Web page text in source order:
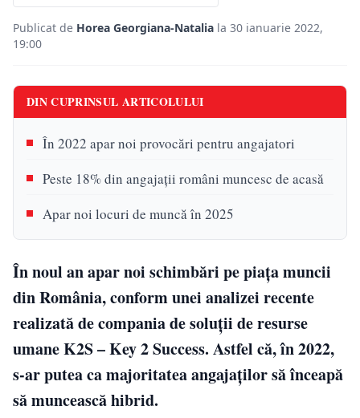
Publicat de Horea Georgiana-Natalia la 30 ianuarie 2022,
19:00
DIN CUPRINSUL ARTICOLULUI
În 2022 apar noi provocări pentru angajatori
Peste 18% din angajații români muncesc de acasă
Apar noi locuri de muncă în 2025
În noul an apar noi schimbări pe piața muncii
din România, conform unei analizei recente
realizată de compania de soluţii de resurse
umane K2S – Key 2 Success. Astfel că, în 2022,
s-ar putea ca majoritatea angajaților să înceapă
să muncească hibrid.